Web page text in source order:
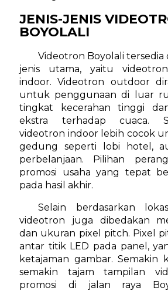
JENIS-JENIS
BOYOLALI
Videotron Boyolali tersedia
jenis utama, yaitu
indoor. Videotron outdoor
untuk penggunaan di luar
tingkat kecerahan tinggi
ekstra terhadap cuaca.
videotron indoor lebih cocok
gedung seperti lobi hotel,
perbelanjaan. Pilihan
promosi usaha yang tepat
pada hasil akhir.
Selain berdasarkan
videotron juga dibedakan
dan ukuran pixel pitch. Pixel
antar titik LED pada panel,
ketajaman gambar. Semakin
semakin tajam tampilan
promosi di jalan raya